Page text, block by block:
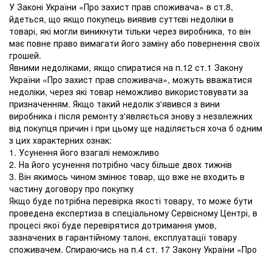
У Законі України «Про захист прав споживача» в ст.8,
йдеться, що якщо покупець виявив суттєві недоліки в
товарі, які могли виникнути тільки через виробника, то він
має повне право вимагати його заміну або повернення своїх
грошей.
Явними недоліками, якщо спиратися на п.12 ст.1 Закону
України «Про захист прав споживача», можуть вважатися
недоліки, через які товар неможливо використовувати за
призначенням. Якщо такий недолік з'явився з вини
виробника і після ремонту з'являється знову з незалежних
від покупця причин і при цьому ще наділяється хоча б одним
з цих характерних ознак:
1. Усунення його взагалі неможливо
2. На його усунення потрібно часу більше двох тижнів
3. Він якимось чином змінює товар, що вже не входить в
частину договору про покупку
Якщо буде потрібна перевірка якості товару, то може бути
проведена експертиза в спеціальному Сервісному Центрі, в
процесі якої буде перевірятися дотримання умов,
зазначених в гарантійному талоні, експлуатації товару
споживачем. Спираючись на п.4 ст. 17 Закону України «Про